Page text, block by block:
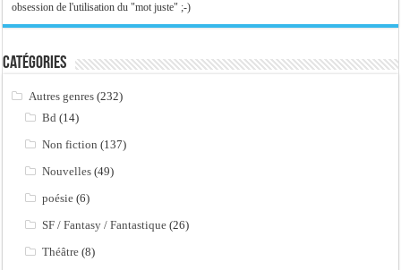
obsession de l'utilisation du "mot juste" ;-)
Catégories
Autres genres (232)
Bd (14)
Non fiction (137)
Nouvelles (49)
poésie (6)
SF / Fantasy / Fantastique (26)
Théâtre (8)